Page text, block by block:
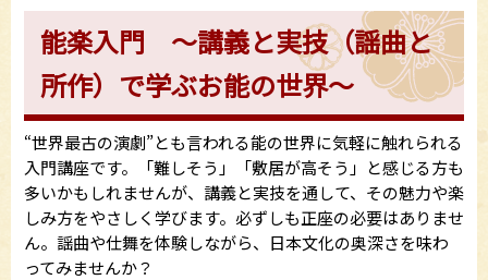
能楽入門 ～講義と実技（謡曲と
所作）で学ぶお能の世界～
“世界最古の演劇”とも言われる能の世界に気軽に触れられる
入門講座です。「難しそう」「敷居が高そう」と感じる方も
多いかもしれませんが、講義と実技を通して、その魅力や楽
しみ方をやさしく学びます。必ずしも正座の必要はありませ
ん。謡曲や仕舞を体験しながら、日本文化の奥深さを味わ
ってみませんか？